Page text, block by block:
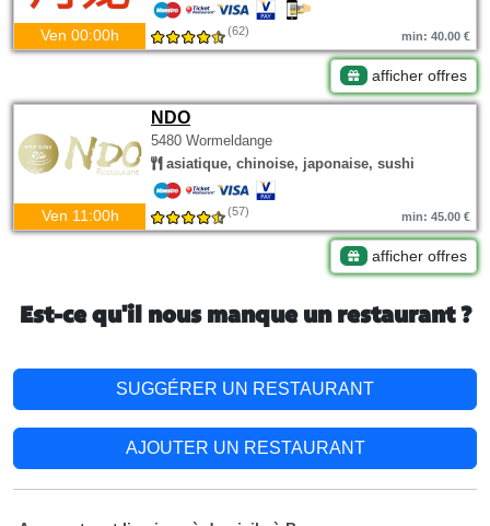
Ven 00:00h (62) min: 40.00 €
afficher offres
NDO
5480 Wormeldange
asiatique, chinoise, japonaise, sushi
Ven 11:00h (57) min: 45.00 €
afficher offres
Est-ce qu'il nous manque un restaurant ?
SUGGÉRER UN RESTAURANT
AJOUTER UN RESTAURANT